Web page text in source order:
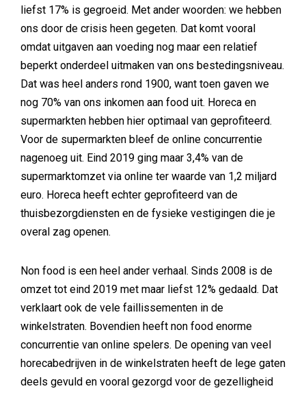
liefst 17% is gegroeid. Met ander woorden: we hebben
ons door de crisis heen gegeten. Dat komt vooral
omdat uitgaven aan voeding nog maar een relatief
beperkt onderdeel uitmaken van ons bestedingsniveau.
Dat was heel anders rond 1900, want toen gaven we
nog 70% van ons inkomen aan food uit. Horeca en
supermarkten hebben hier optimaal van geprofiteerd.
Voor de supermarkten bleef de online concurrentie
nagenoeg uit. Eind 2019 ging maar 3,4% van de
supermarktomzet via online ter waarde van 1,2 miljard
euro. Horeca heeft echter geprofiteerd van de
thuisbezorgdiensten en de fysieke vestigingen die je
overal zag openen.
Non food is een heel ander verhaal. Sinds 2008 is de
omzet tot eind 2019 met maar liefst 12% gedaald. Dat
verklaart ook de vele faillissementen in de
winkelstraten. Bovendien heeft non food enorme
concurrentie van online spelers. De opening van veel
horecabedrijven in de winkelstraten heeft de lege gaten
deels gevuld en vooral gezorgd voor de gezelligheid